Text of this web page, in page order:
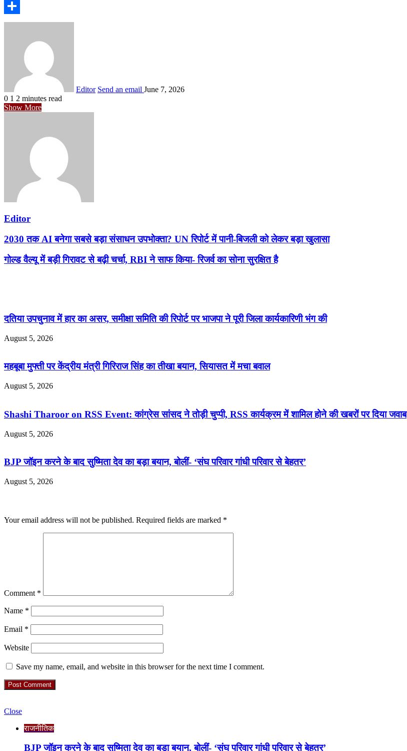
Pinterest
Share
Editor Send an email June 7, 2026
0 1 2 minutes read
Show More
Editor
2030 तक AI बनेगा सबसे बड़ा संसाधन उपभोक्ता? UN रिपोर्ट में पानी-बिजली को लेकर बड़ा खुलासा
गोल्ड वैल्यू में बड़ी गिरावट से बढ़ी चर्चा, RBI ने साफ किया- रिजर्व का सोना सुरक्षित है
दतिया उपचुनाव में हार का असर, समीक्षा समिति की रिपोर्ट पर भाजपा ने पूरी जिला कार्यकारिणी भंग की
August 5, 2026
महबूबा मुफ्ती पर केंद्रीय मंत्री गिरिराज सिंह का तीखा बयान, सियासत में मचा बवाल
August 5, 2026
Shashi Tharoor on RSS Event: कांग्रेस सांसद ने तोड़ी चुप्पी, RSS कार्यक्रम में शामिल होने की खबरों पर दिया जवाब
August 5, 2026
BJP जॉइन करने के बाद सुष्मिता देव का बड़ा बयान, बोलीं- ‘संघ परिवार गांधी परिवार से बेहतर’
August 5, 2026
Your email address will not be published. Required fields are marked *
Comment *
Name *
Email *
Website
Save my name, email, and website in this browser for the next time I comment.
Close
राजनीतिक
BJP जॉइन करने के बाद सुष्मिता देव का बड़ा बयान, बोलीं- ‘संघ परिवार गांधी परिवार से बेहतर’